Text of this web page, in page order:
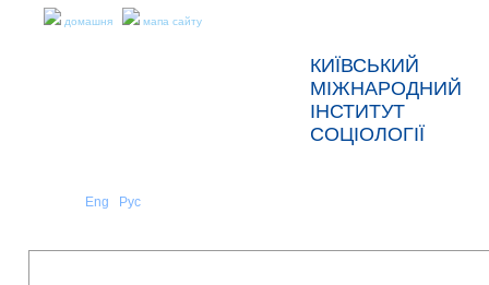
домашня мапа сайту
КИЇВСЬКИЙ
МІЖНАРОДНИЙ
ІНСТИТУТ
СОЦІОЛОГІЇ
Eng Рус